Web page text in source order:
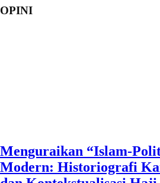
OPINI
Menguraikan “Islam-
Modern: Historiografi